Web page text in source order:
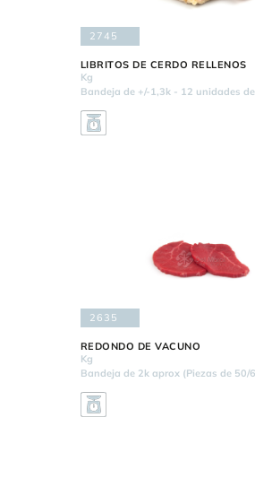
2745
LIBRITOS DE CERDO RELLENOS
Kg
Bandeja de +/-1,3k - 12 unidades
2635
REDONDO DE VACUNO
Kg
Bandeja de 2k aprox (Piezas de 50/